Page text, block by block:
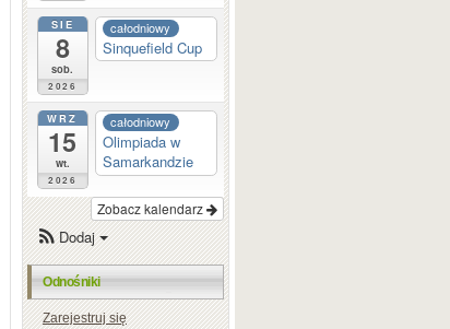
SIE
8
sob.
2026
całodniowy
Sinquefield Cup
WRZ
15
wt.
2026
całodniowy
Olimpiada w
Samarkandzie
Zobacz kalendarz
Dodaj
Odnośniki
Zarejestruj się